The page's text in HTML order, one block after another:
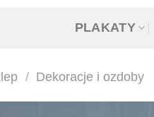
PLAKATY
/ Dekoracje i ozdoby